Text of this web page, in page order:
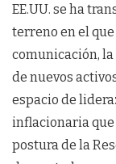
EE.UU. se ha
terreno en el
comunicación,
de nuevos
espacio de
inflacionaria que
postura de la